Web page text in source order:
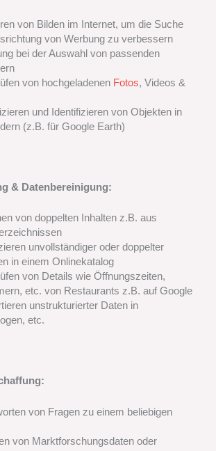
von Bilden im Internet, um die Suche
von Werbung zu verbessern
bei der Auswahl von passenden
von hochgeladenen Fotos, Videos &
und Identifizieren von Objekten in
(z.B. für Google Earth)
& Datenbereinigung:
von doppelten Inhalten z.B. aus
unvollständiger oder doppelter
in einem Onlinekatalog
von Details wie Öffnungszeiten,
etc. von Restaurants z.B. auf Google
unstrukturierter Daten in
etc.
von Fragen zu einem beliebigen
von Marktforschungsdaten oder